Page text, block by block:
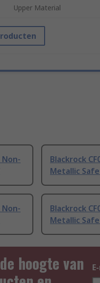
Upper Material
Non-
Blackrock
Metallic
Non-
Blackrock
Metallic
hoogte van